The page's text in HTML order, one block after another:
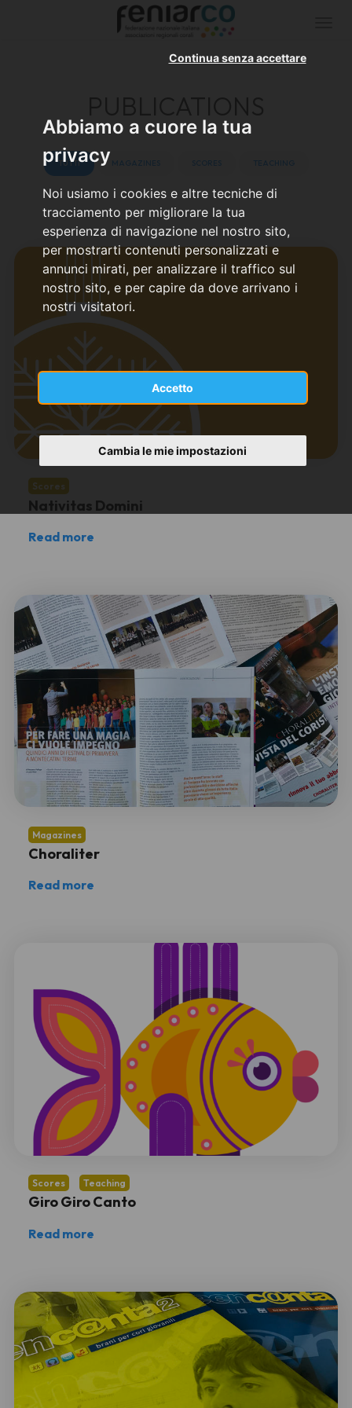
Abbiamo a cuore la tua
privacy
Noi usiamo i cookies e altre tecniche di
tracciamento per migliorare la tua
esperienza di navigazione nel nostro sito,
per mostrarti contenuti personalizzati e
annunci mirati, per analizzare il traffico sul
nostro sito, e per capire da dove arrivano i
nostri visitatori.
Accetto
Continua senza accettare
Cambia le mie impostazioni
PUBLICATIONS
TUTTI MAGAZINES SCORES TEACHING
Nativitas Domini
Scores
Read more
Choraliter
Magazines
Read more
Giro Giro Canto
Scores Teaching
Read more